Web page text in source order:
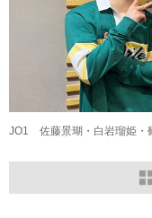
JO1 佐藤景瑚・白岩瑠姫・